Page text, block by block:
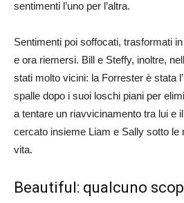
sentimenti l’uno per l’altra.
Sentimenti poi soffocati, trasformati
e ora riemersi. Bill e Steffy, inoltre,
stati molto vicini: la Forrester è stata
spalle dopo i suoi loschi piani per
a tentare un riavvicinamento tra lui e
cercato insieme Liam e Sally sotto le
vita.
Beautiful: qualcuno